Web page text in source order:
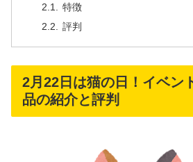
特徴
評判
2月22日は猫の日！イベン
品の紹介と評判